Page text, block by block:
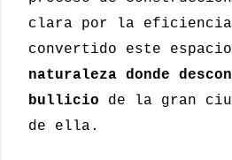
clara por la eficiencia
convertido este
naturaleza donde
bullicio de la gran
de ella.